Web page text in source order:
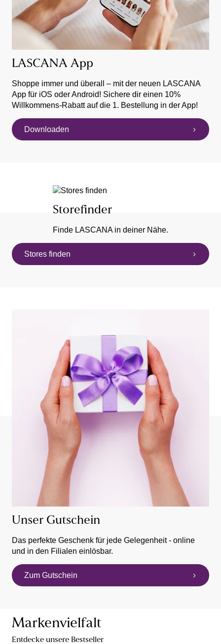
LASCANA App
Shoppe immer und überall – mit der neuen LASCANA
App für iOS oder Android! Sichere dir einen 10%
Willkommens-Rabatt auf die 1. Bestellung in der App!
Downloaden
Storefinder
Finde LASCANA in deiner Nähe.
Stores finden
Unser Gutschein
Das perfekte Geschenk für jede Gelegenheit - online
und in den Filialen einlösbar.
Zum Gutschein
Markenvielfalt
Entdecke unsere Bestseller